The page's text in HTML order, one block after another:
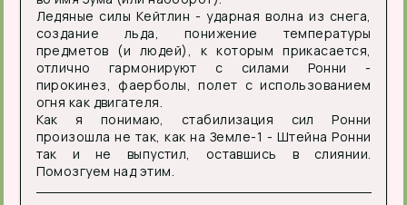
Ледяные силы Кейтлин - ударная волна из снега,
создание льда, понижение температуры
предметов (и людей), к которым прикасается,
отлично гармонируют с силами Ронни -
пирокинез, фаерболы, полет с использованием
огня как двигателя.
Как я понимаю, стабилизация сил Ронни
произошла не так, как на Земле-1 - Штейна Ронни
так и не выпустил, оставшись в слиянии.
Помозгуем над этим.